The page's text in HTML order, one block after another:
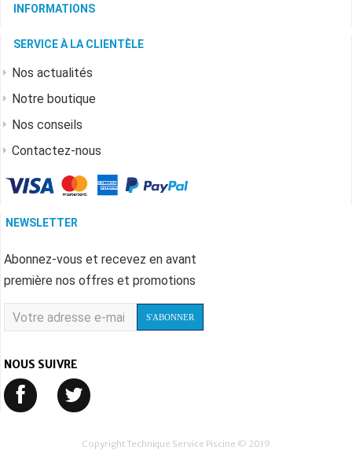
INFORMATIONS
SERVICE À LA CLIENTÈLE
Nos actualités
Notre boutique
Nos conseils
Contactez-nous
NEWSLETTER
Abonnez-vous et recevez en avant
première nos offres et promotions
S'ABONNER
NOUS SUIVRE
Copyright Technique Service Piscine © 2019